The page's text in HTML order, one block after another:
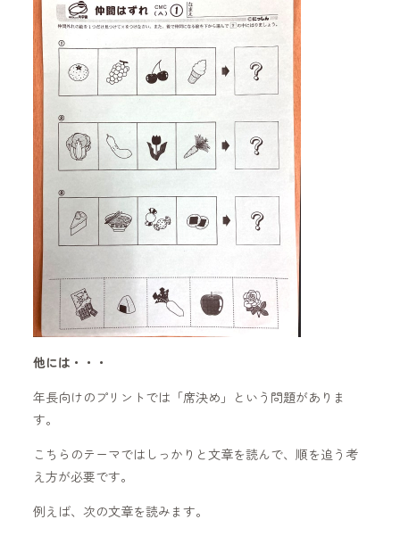
他には・・・
年長向けのプリントでは「席決め」という問題がありま
す。
こちらのテーマではしっかりと文章を読んで、順を追う考
え方が必要です。
例えば、次の文章を読みます。